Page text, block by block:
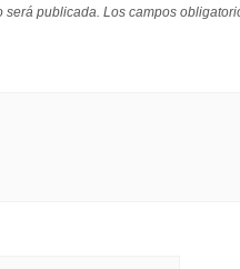
será publicada. Los campos